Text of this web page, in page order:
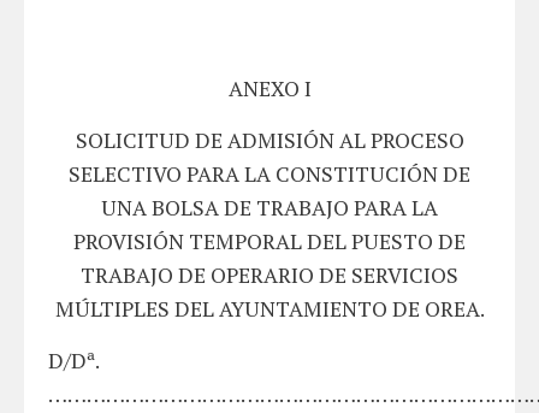
ANEXO I
SOLICITUD DE ADMISIÓN AL PROCESO
SELECTIVO PARA LA CONSTITUCIÓN DE
UNA BOLSA DE TRABAJO PARA LA
PROVISIÓN TEMPORAL DEL PUESTO DE
TRABAJO DE OPERARIO DE SERVICIOS
MÚLTIPLES DEL AYUNTAMIENTO DE OREA.
D/Dª.